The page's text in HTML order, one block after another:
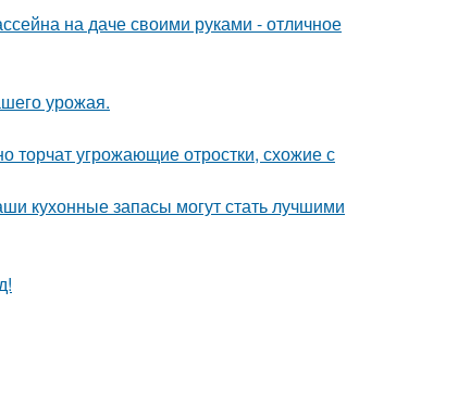
на даче своими руками - отличное
урожая.
торчат угрожающие отростки, схожие с
кухонные запасы могут стать лучшими